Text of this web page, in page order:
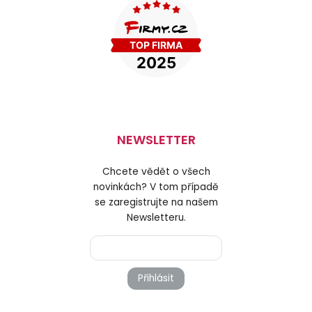
NEWSLETTER
Chcete vědět o všech
novinkách? V tom případě
se zaregistrujte na našem
Newsletteru.
Přihlásit